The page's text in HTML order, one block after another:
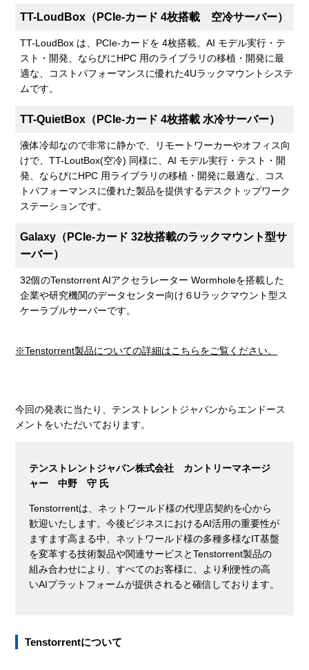
TT-LoudBox（PCIe-カード 4枚搭載 空冷サーバー）
TT-LoudBox は、PCIe-カードを 4枚搭載。AI モデル実行・テ
スト・開発、ならびにHPC 用のライブラリの移植・開発に最
適な、コストパフォーマンスに優れた4Uラックマウントシステ
ムです。
TT-QuietBox（PCIe-カード 4枚搭載 水冷サーバー）
液体冷却なので非常に静かで、リモートワーカーやオフィス向
けで、TT-LoutBox(空冷) 同様に、AI モデル実行・テスト・開
発、ならびにHPC 用ライブラリの移植・開発に最適な、コス
トパフォーマンスに優れた製品を提供するデスクトップワーク
ステーションです。
Galaxy（PCIe-カード 32枚搭載のラックマウント型サ
ーバー）
32個のTenstorrent AIアクセラレーター Wormholeを搭載した
企業や研究機関のデータセンター向け６Uラックマウント型ス
ケーラブルサーバーです。
※Tenstorrent製品についての詳細はこちらをご覧ください。
今回の発表に当たり、テンストレントジャパンからエンドース
メントをいただいております。
テンストレントジャパン株式会社 カントリーマネージ
ャー 中野 守 氏
Tenstorrentは、ネットワールド様の代理店契約を心から
歓迎いたします。今後ビジネスにおけるAI活用の重要性が
ますます高まる中、ネットワールド様の多種多様なIT基盤
を変革する技術製品や関連サービスとTenstorrent製品の
組み合わせにより、すべてのお客様に、より利便性の高
いAIプラットフォームが提供されると確信しております。
Tenstorrentについて